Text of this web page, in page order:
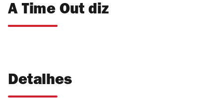
A Time Out diz
Detalhes